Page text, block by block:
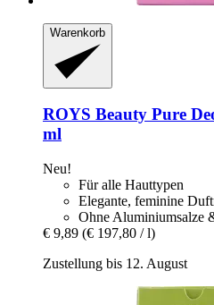
Warenkorb
ROYS Beauty Pure
ml
Neu!
Für alle Hauttypen
Elegante, feminine
Ohne Aluminiumsalze
€ 9,89 (€ 197,80 / l)
Zustellung bis 12. August